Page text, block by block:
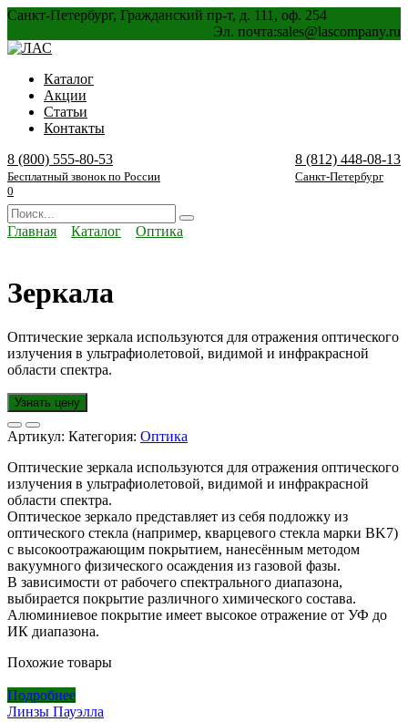
Перейти
содержанию
Санкт-Петербург, Гражданский пр-т, д. 111, оф. 254
Эл. почта:sales@lascompany.ru
Каталог
Акции
Статьи
Контакты
8 (800) 555-80-53
Бесплатный звонок по России
8 (812) 448-08-13
Санкт-Петербург
0
Search
for:
Главная Каталог Оптика
Зеркала
Оптические зеркала используются для отражения оптического
излучения в ультрафиолетовой, видимой и инфракрасной
области спектра.
Узнать цену
Артикул: Категория: Оптика
Оптические зеркала используются для отражения оптического
излучения в ультрафиолетовой, видимой и инфракрасной
области спектра.
Оптическое зеркало представляет из себя подложку из
оптического стекла (например, кварцевого стекла марки BK7)
с высокоотражающим покрытием, нанесённым методом
вакуумного физического осаждения из газовой фазы.
В зависимости от рабочего спектрального диапазона,
выбирается покрытие различного химического состава.
Алюминиевое покрытие имеет высокое отражение от УФ до
ИК диапазона.
Похожие товары
Подробнее
Линзы Пауэлла